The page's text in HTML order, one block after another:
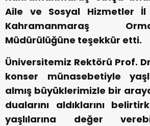
Aile ve Sosyal Hizmetler İl
Kahramanmaraş
Müdürülüğüne teşekkür etti.
Üniversitemiz Rektörü Prof.
konser münasebetiyle
almış büyüklerimizle bir
dualarını aldıklarını
yaşlılarına değer